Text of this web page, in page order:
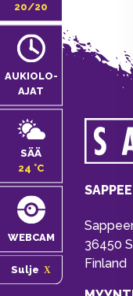
20/20
AUKIOLO­
AJAT
SÄÄ
24 °C
WEBCAM
Sulje
SAPPEE
36450
Finland